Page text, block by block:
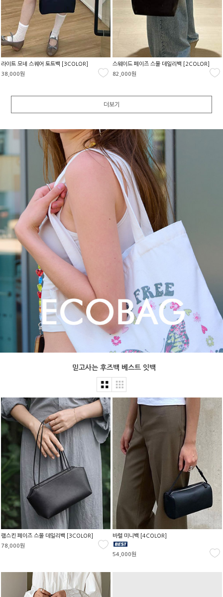
라이트 모네 스퀘어 토트백 [3COLOR]
38,000원
스웨이드 페이즈 스몰 데일리백 [2COLOR]
82,000원
더보기
믿고사는 후즈백 베스트 잇백
램스킨 페이즈 스몰 데일리백 [3COLOR]
78,000원
바렐 미니백 [4COLOR]
54,000원